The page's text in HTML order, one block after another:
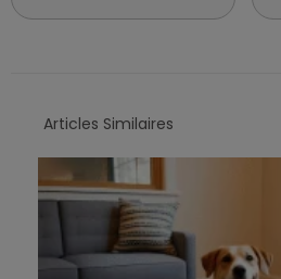
Articles Similaires